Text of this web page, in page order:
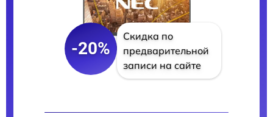
-20%
Скидка по
предварительной
записи на сайте